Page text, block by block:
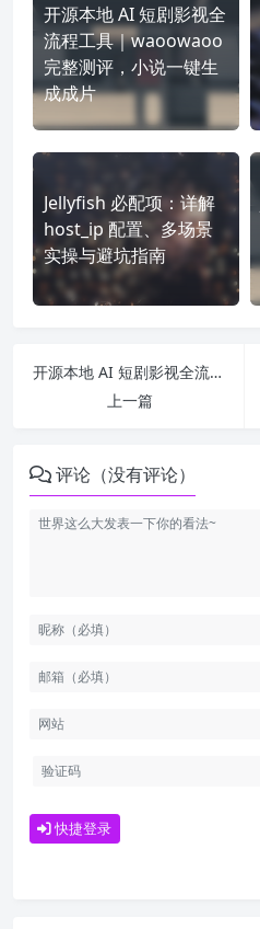
开源本地 AI 短剧影视全
流程工具｜waoowaoo
完整测评，小说一键生
成成片
Jellyfish 必配项：详解
host_ip 配置、多场景
实操与避坑指南
开源本地 AI 短剧影视全流程工具｜waoowaoo 完整测评，小说一键生成成片
上一篇
评论（没有评论）
快捷登录